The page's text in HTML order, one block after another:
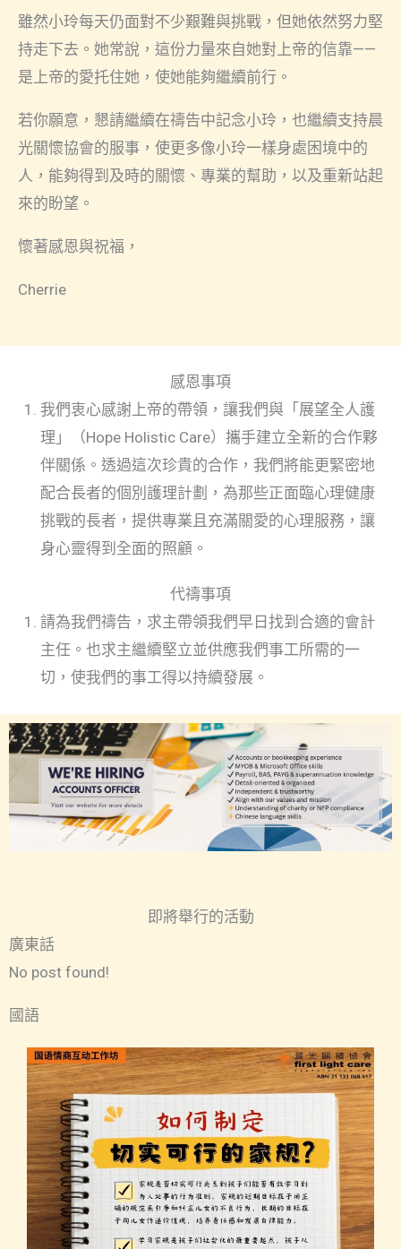
雖然小玲每天仍面對不少艱難與挑戰，但她依然努力堅
持走下去。她常說，這份力量來自她對上帝的信靠——
是上帝的愛托住她，使她能夠繼續前行。
若你願意，懇請繼續在禱告中記念小玲，也繼續支持晨
光關懷協會的服事，使更多像小玲一樣身處困境中的
人，能夠得到及時的關懷、專業的幫助，以及重新站起
來的盼望。
懷著感恩與祝福，
Cherrie
感恩事項
我們衷心感謝上帝的帶領，讓我們與「展望全人護
理」（Hope Holistic Care）攜手建立全新的合作夥
伴關係。透過這次珍貴的合作，我們將能更緊密地
配合長者的個別護理計劃，為那些正面臨心理健康
挑戰的長者，提供專業且充滿關愛的心理服務，讓
身心靈得到全面的照顧。
代禱事項
請為我們禱告，求主帶領我們早日找到合適的會計
主任。也求主繼續堅立並供應我們事工所需的一
切，使我們的事工得以持續發展。
即將舉行的活動
廣東話
No post found!
國語